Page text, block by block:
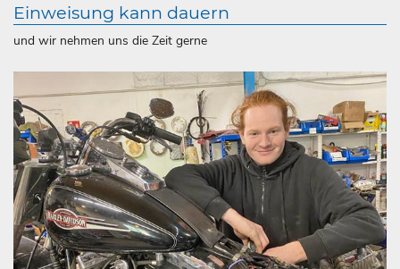
Einweisung kann dauern
und wir nehmen uns die Zeit gerne